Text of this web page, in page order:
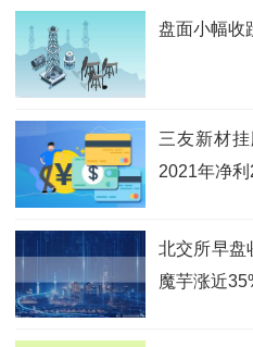
盘面小幅收
三友新材
2021年净
北交所早盘
魔芋涨近